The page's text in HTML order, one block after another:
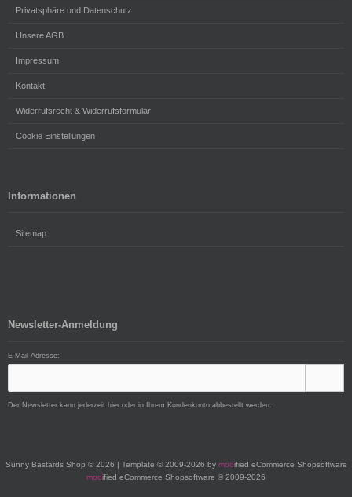
Privatsphäre und Datenschutz
Unsere AGB
Impressum
Kontakt
Widerrufsrecht & Widerrufsformular
Cookie Einstellungen
Informationen
Sitemap
Newsletter-Anmeldung
E-Mail-Adresse:
Der Newsletter kann jederzeit hier oder in Ihrem Kundenkonto abbestellt werden.
Sunny Bastards Shop © 2026 | Template © 2009-2026 by modified eCommerce Shopsoftware
modified eCommerce Shopsoftware © 2009-2026